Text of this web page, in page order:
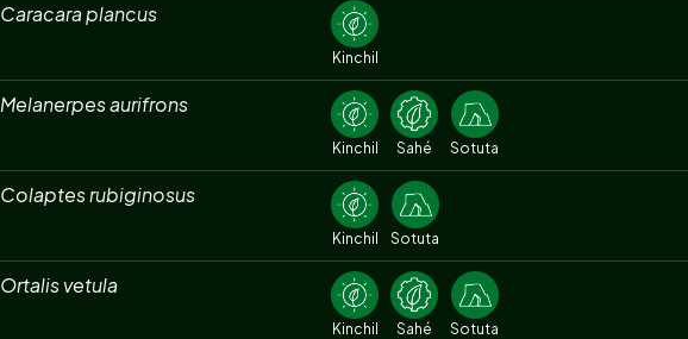
Caracara plancus
Kinchil
Melanerpes aurifrons
Kinchil Sahé Sotuta
Colaptes rubiginosus
Kinchil Sotuta
Ortalis vetula
Kinchil Sahé Sotuta